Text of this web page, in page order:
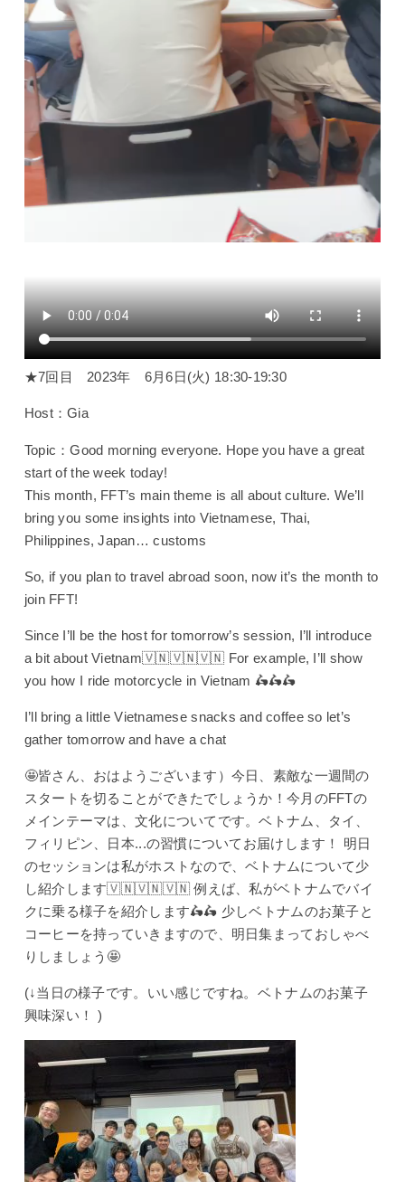
★7回目 2023年 6月6日(火) 18:30-19:30
Host：Gia
Topic：Good morning everyone. Hope you have a great
start of the week today!
This month, FFT’s main theme is all about culture. We’ll
bring you some insights into Vietnamese, Thai,
Philippines, Japan… customs
So, if you plan to travel abroad soon, now it’s the month to
join FFT!
Since I’ll be the host for tomorrow’s session, I’ll introduce
a bit about Vietnam🇻🇳🇻🇳🇻🇳 For example, I’ll show
you how I ride motorcycle in Vietnam 🛵🛵🛵
I’ll bring a little Vietnamese snacks and coffee so let’s
gather tomorrow and have a chat
🤩皆さん、おはようございます）今日、素敵な一週間の
スタートを切ることができたでしょうか！今月のFFTの
メインテーマは、文化についてです。ベトナム、タイ、
フィリピン、日本...の習慣についてお届けします！ 明日
のセッションは私がホストなので、ベトナムについて少
し紹介します🇻🇳🇻🇳🇻🇳 例えば、私がベトナムでバイ
クに乗る様子を紹介します🛵🛵 少しベトナムのお菓子と
コーヒーを持っていきますので、明日集まっておしゃべ
りしましょう🤩
(↓当日の様子です。いい感じですね。ベトナムのお菓子
興味深い！
)